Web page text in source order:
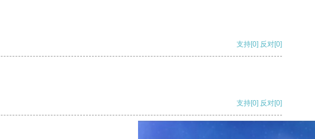
支持[0] 反对[0]
支持[0] 反对[0]